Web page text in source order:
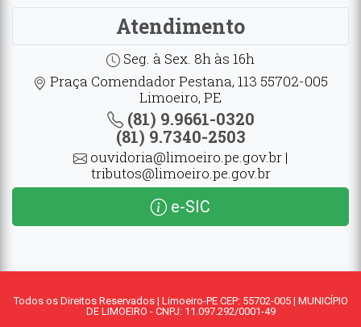
Atendimento
Seg. à Sex. 8h às 16h
Praça Comendador Pestana, 113 55702-005
Limoeiro, PE
(81) 9.9661-0320
(81) 9.7340-2503
ouvidoria@limoeiro.pe.gov.br |
tributos@limoeiro.pe.gov.br
e-SIC
Todos os Direitos Reservados | Limoeiro-PE CEP: 55702-005 | MUNICÍPIO
DE LIMOEIRO - CNPJ: 11.097.292/0001-49